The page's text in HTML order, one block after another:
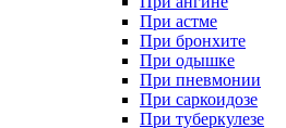
При астме
При бронхите
При одышке
При пневмонии
При саркоидозе
При туберкулезе